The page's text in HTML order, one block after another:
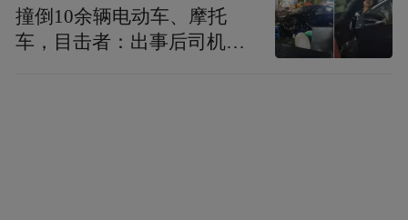
撞倒10余辆电动车、摩托
车，目击者：出事后司机一